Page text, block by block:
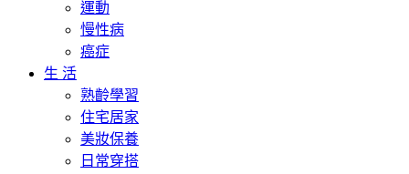
運動
慢性病
癌症
生 活
熟齡學習
住宅居家
美妝保養
日常穿搭